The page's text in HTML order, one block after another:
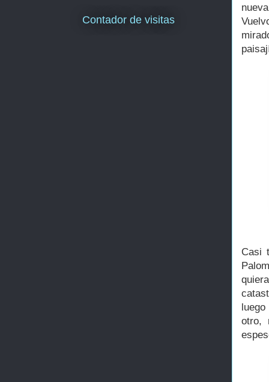
Casi
otro,
Contador de visitas